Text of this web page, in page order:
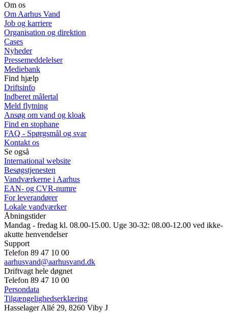
Om os
Om Aarhus Vand
Job og karriere
Organisation og direktion
Cases
Nyheder
Pressemeddelelser
Mediebank
Find hjælp
Driftsinfo
Indberet målertal
Meld flytning
Ansøg om vand og kloak
Find en stophane
FAQ - Spørgsmål og svar
Kontakt os
Se også
International website
Besøgstjenesten
Vandværkerne i Aarhus
EAN- og CVR-numre
For leverandører
Lokale vandværker
Åbningstider
Mandag - fredag kl. 08.00-15.00. Uge 30-32: 08.00-12.00 ved ikke-
akutte henvendelser
Support
Telefon 89 47 10 00
aarhusvand@aarhusvand.dk
Driftvagt hele døgnet
Telefon 89 47 10 00
Persondata
Tilgængelighedserklæring
Hasselager Allé 29, 8260 Viby J